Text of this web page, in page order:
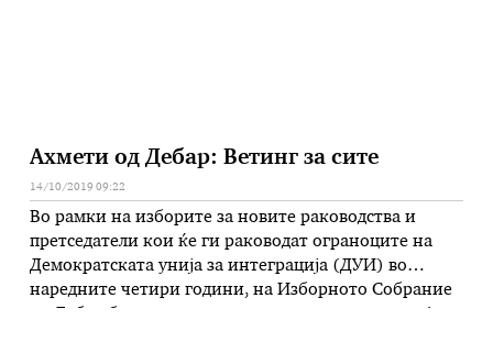
Ахмети од Дебар: Ветинг за сите
14/10/2019 09:22
Во рамки на изборите за новите раководства и
претседатели кои ќе ги раководат ограноците на
Демократската унија за интеграција (ДУИ) во
наредните четири години, на Изборното Собрание